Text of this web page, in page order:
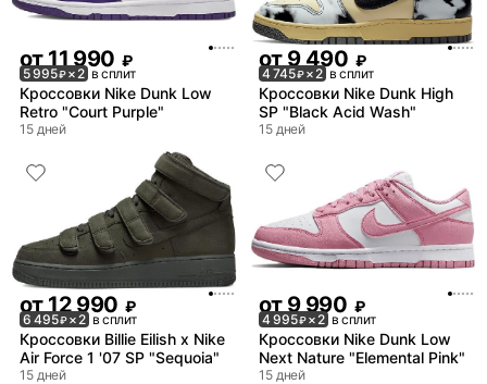
от11 990 ₽
5 995₽× 2 в сплит
Кроссовки Nike Dunk Low
Retro "Court Purple"
15 дней
от9 490 ₽
4 745₽× 2 в сплит
Кроссовки Nike Dunk High
SP "Black Acid Wash"
15 дней
от 12 990 ₽
6 495₽× 2 в сплит
Кроссовки Billie Eilish x Nike
Air Force 1 '07 SP "Sequoia"
15 дней
от 9 990 ₽
4 995₽× 2 в сплит
Кроссовки Nike Dunk Low
Next Nature "Elemental Pink"
15 дней